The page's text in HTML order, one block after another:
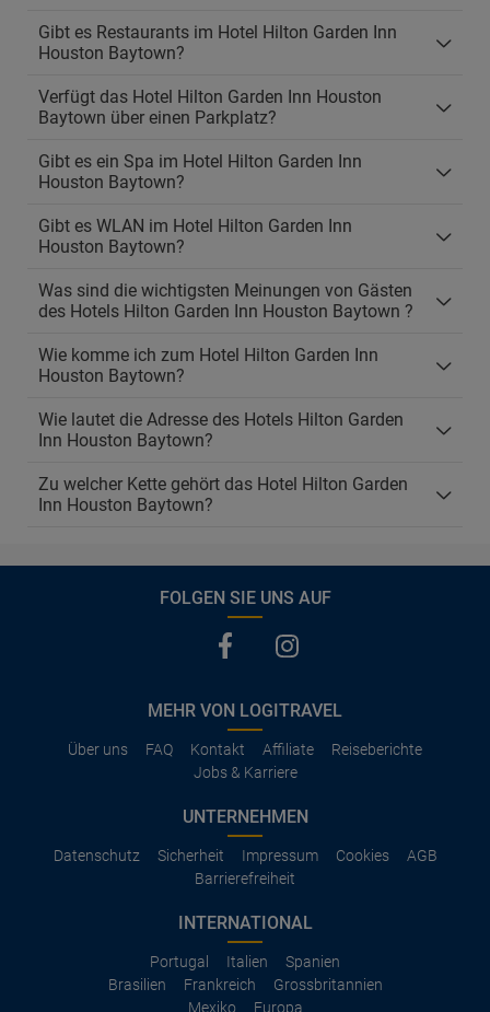
Gibt es Restaurants im Hotel Hilton Garden Inn
Houston Baytown?
Verfügt das Hotel Hilton Garden Inn Houston
Baytown über einen Parkplatz?
Gibt es ein Spa im Hotel Hilton Garden Inn
Houston Baytown?
Gibt es WLAN im Hotel Hilton Garden Inn
Houston Baytown?
Was sind die wichtigsten Meinungen von Gästen
des Hotels Hilton Garden Inn Houston Baytown ?
Wie komme ich zum Hotel Hilton Garden Inn
Houston Baytown?
Wie lautet die Adresse des Hotels Hilton Garden
Inn Houston Baytown?
Zu welcher Kette gehört das Hotel Hilton Garden
Inn Houston Baytown?
FOLGEN SIE UNS AUF
MEHR VON LOGITRAVEL
Über uns FAQ Kontakt Affiliate
Reiseberichte
Jobs & Karriere
UNTERNEHMEN
Datenschutz Sicherheit Impressum Cookies
AGB
Barrierefreiheit
INTERNATIONAL
Portugal Italien
Spanien
Brasilien
Frankreich
Grossbritannien
Mexiko
Europa